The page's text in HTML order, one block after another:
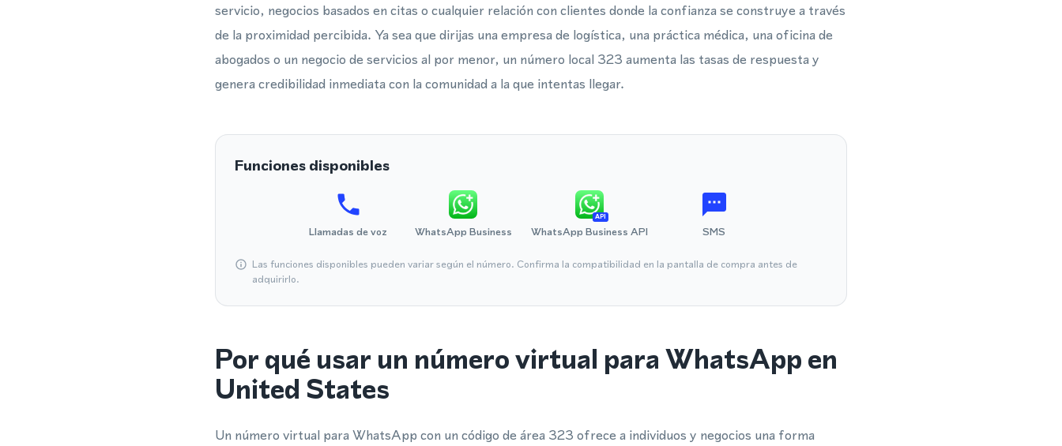
servicio, negocios basados en citas o cualquier relación con clientes donde la confianza se construye a través
de la proximidad percibida. Ya sea que dirijas una empresa de logística, una práctica médica, una oficina de
abogados o un negocio de servicios al por menor, un número local 323 aumenta las tasas de respuesta y
genera credibilidad inmediata con la comunidad a la que intentas llegar.
Funciones disponibles
Llamadas de voz WhatsApp Business
API
WhatsApp Business API SMS
Las funciones disponibles pueden variar según el número. Confirma la compatibilidad en la pantalla de compra antes de
adquirirlo.
Por qué usar un número virtual para WhatsApp en
United States
Un número virtual para WhatsApp con un código de área 323 ofrece a individuos y negocios una forma